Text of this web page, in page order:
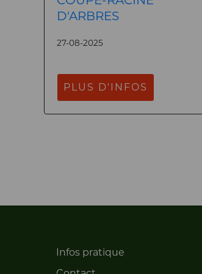
D'ARBRES
27-08-2025
PLUS D'INFOS
Infos pratique